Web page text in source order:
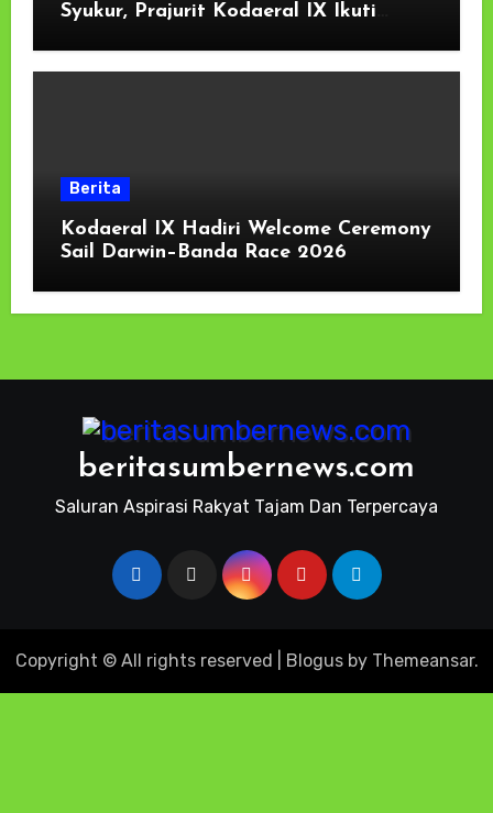
Syukur, Prajurit Kodaeral IX Ikuti
Berita
Kodaeral IX Hadiri Welcome Ceremony
Sail Darwin–Banda Race 2026
beritasumbernews.com
Saluran Aspirasi Rakyat Tajam Dan Terpercaya
Copyright © All rights reserved Blogusby Themeansar.